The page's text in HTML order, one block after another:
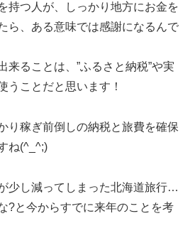
持つ人が、しっかり地方にお金を
ら、ある意味では感謝になるんで
来ることは、”ふるさと納税”や実
うことだと思います！
り稼ぎ前倒しの納税と旅費を確保
ね(^_^;)
少し減ってしまった北海道旅行…
?と今からすでに来年のことを考